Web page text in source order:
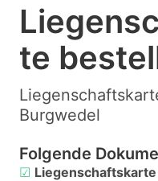
te
Burgwedel
Folgende
☑ Liegenschaftskarte